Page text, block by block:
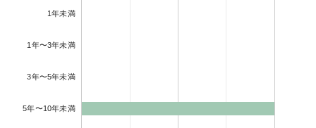
1年未満
1年〜3年未満
3年〜5年未満
5年〜10年未満